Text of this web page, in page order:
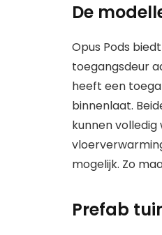
De
Opus Pods
toegangsdeur
heeft een
binnenlaat.
kunnen
mogelijk. Zo
Prefab